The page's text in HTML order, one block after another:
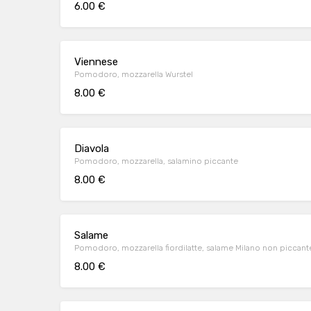
6.00 €
Viennese
Pomodoro, mozzarella Wurstel
8.00 €
Diavola
Pomodoro, mozzarella, salamino piccante
8.00 €
Salame
Pomodoro, mozzarella fiordilatte, salame Milano non
8.00 €